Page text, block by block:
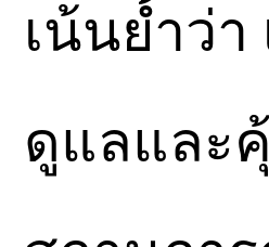
เน้นย้ำว่
ดูแลและ